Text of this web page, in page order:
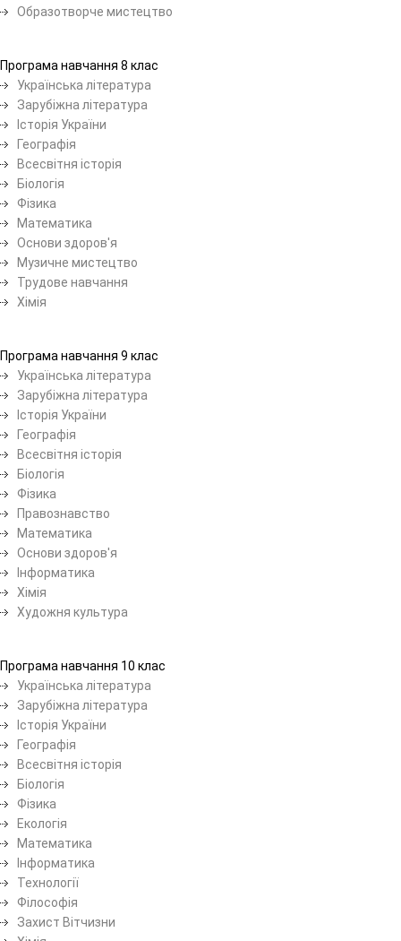
Образотворче мистецтво
Програма навчання 8 клас
Українська література
Зарубіжна література
Історія України
Географія
Всесвітня історія
Біологія
Фізика
Математика
Основи здоров'я
Музичне мистецтво
Трудове навчання
Хімія
Програма навчання 9 клас
Українська література
Зарубіжна література
Історія України
Географія
Всесвітня історія
Біологія
Фізика
Правознавство
Математика
Основи здоров'я
Інформатика
Хімія
Художня культура
Програма навчання 10 клас
Українська література
Зарубіжна література
Історія України
Географія
Всесвітня історія
Біологія
Фізика
Екологія
Математика
Інформатика
Технології
Філософія
Захист Вітчизни